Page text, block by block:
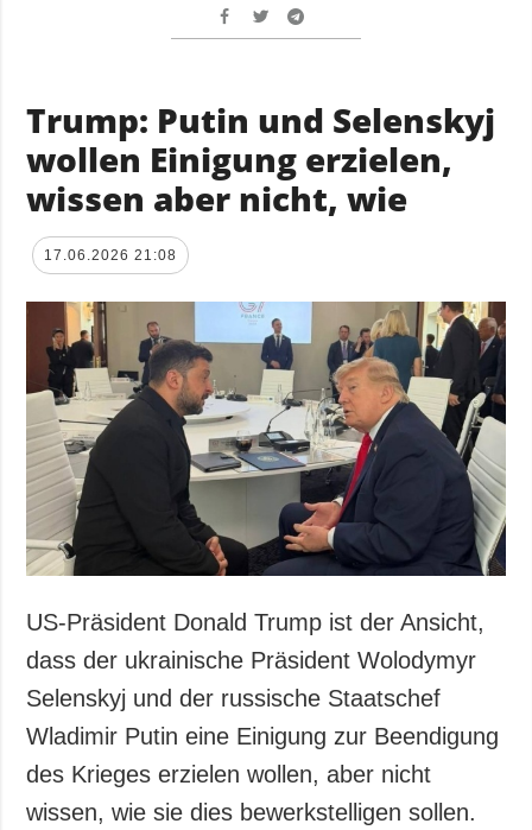
Trump: Putin und Selenskyj
wollen Einigung erzielen,
wissen aber nicht, wie
17.06.2026 21:08
US-Präsident Donald Trump ist der Ansicht,
dass der ukrainische Präsident Wolodymyr
Selenskyj und der russische Staatschef
Wladimir Putin eine Einigung zur Beendigung
des Krieges erzielen wollen, aber nicht
wissen, wie sie dies bewerkstelligen sollen.